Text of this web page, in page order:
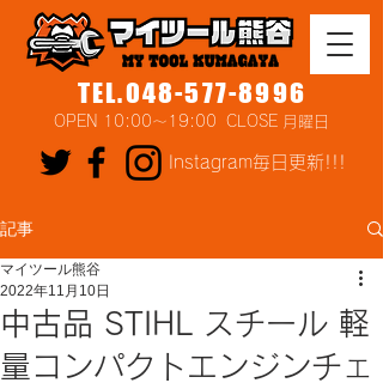
TEL.048-577-8996
OPEN 10:00～19:00 CLOSE 月曜日
Instagram毎日更新!!!
記事
中古品 STIHL スチール 軽
量コンパクトエンジンチェ
マイツール熊谷
2022年11月10日